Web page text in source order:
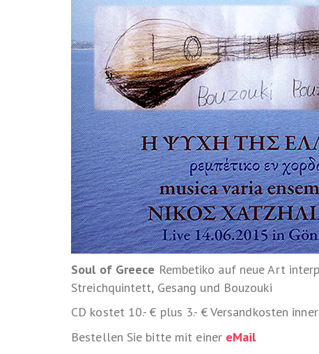
Soul of Greece Rembetiko auf neue Art
Streichquintett, Gesang und Bouzouki
CD kostet 10.- € plus 3.- € Versandkosten
Bestellen Sie bitte mit einer eMail